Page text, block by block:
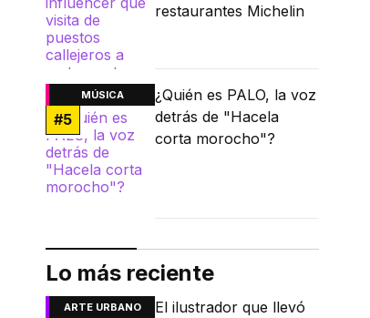
restaurantes Michelin
MÚSICA
#5
¿Quién es PALO, la voz
detrás de "Hacela
corta morocho"?
Lo más reciente
ARTE URBANO
El ilustrador que llevó